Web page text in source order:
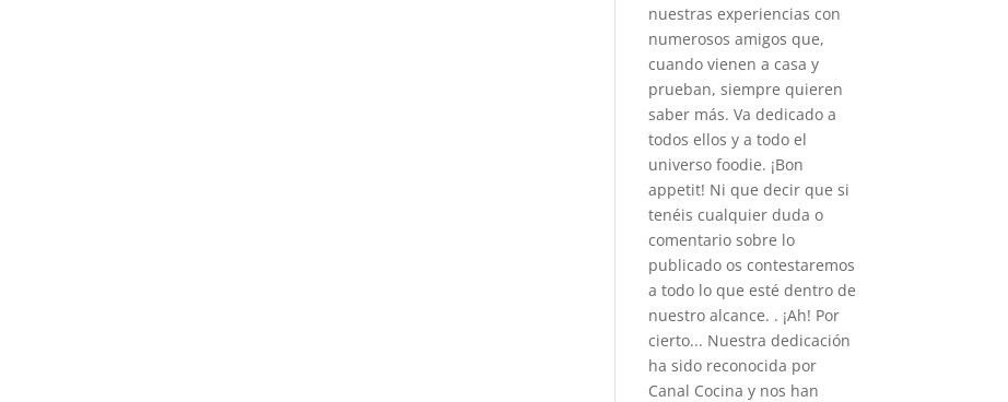
nuestras experiencias con
numerosos amigos que,
cuando vienen a casa y
prueban, siempre quieren
saber más. Va dedicado a
todos ellos y a todo el
universo foodie. ¡Bon
appetit! Ni que decir que si
tenéis cualquier duda o
comentario sobre lo
publicado os contestaremos
a todo lo que esté dentro de
nuestro alcance. . ¡Ah! Por
cierto... Nuestra dedicación
ha sido reconocida por
Canal Cocina y nos han